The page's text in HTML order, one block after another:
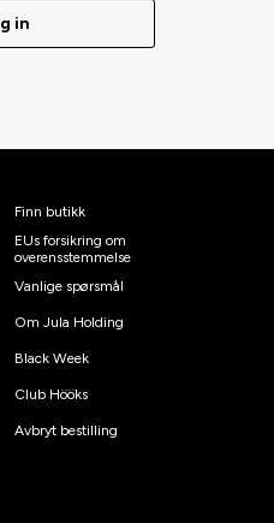
in
Finn butikk
EUs forsikring om
overensstemmelse
Vanlige spørsmål
Om Jula Holding
Black Week
Club Hööks
Avbryt bestilling